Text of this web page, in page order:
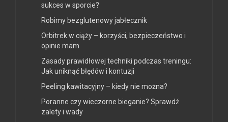
sukces w sporcie?
Robimy bezglutenowy jabłecznik
Orbitrek w ciąży – korzyści, bezpieczeństwo i
opinie mam
Zasady prawidłowej techniki podczas treningu:
Jak uniknąć błędów i kontuzji
Peeling kawitacyjny – kiedy nie można?
Poranne czy wieczorne bieganie? Sprawdź
zalety i wady